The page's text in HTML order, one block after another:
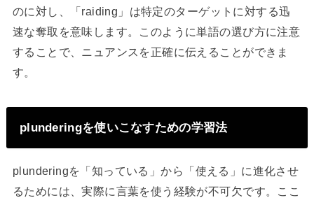
のに対し、「raiding」は特定のターゲットに対する迅
速な奪取を意味します。このように単語の選び方に注意
することで、ニュアンスを正確に伝えることができま
す。
plunderingを使いこなすための学習法
plunderingを「知っている」から「使える」に進化させ
るためには、実際に言葉を使う経験が不可欠です。ここ